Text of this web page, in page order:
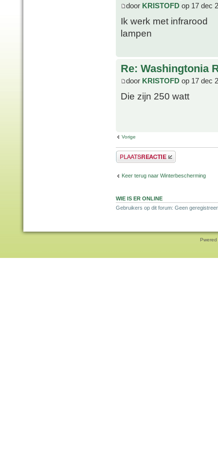
door KRISTOFD op 17 dec
Ik werk met infrarood
lampen
Re: Washingtonia
door KRISTOFD op 17 dec
Die zijn 250 watt
Vorige
Plaats een reactie
Keer terug naar Winterbescherming
WIE IS ER ONLINE
Gebruikers op dit forum: Geen